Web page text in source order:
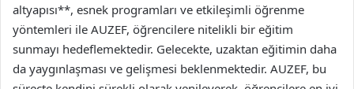
altyapısı**, esnek programları ve etkileşimli öğrenme
yöntemleri ile AUZEF, öğrencilere nitelikli bir eğitim
sunmayı hedeflemektedir. Gelecekte, uzaktan eğitimin daha
da yaygınlaşması ve gelişmesi beklenmektedir. AUZEF, bu